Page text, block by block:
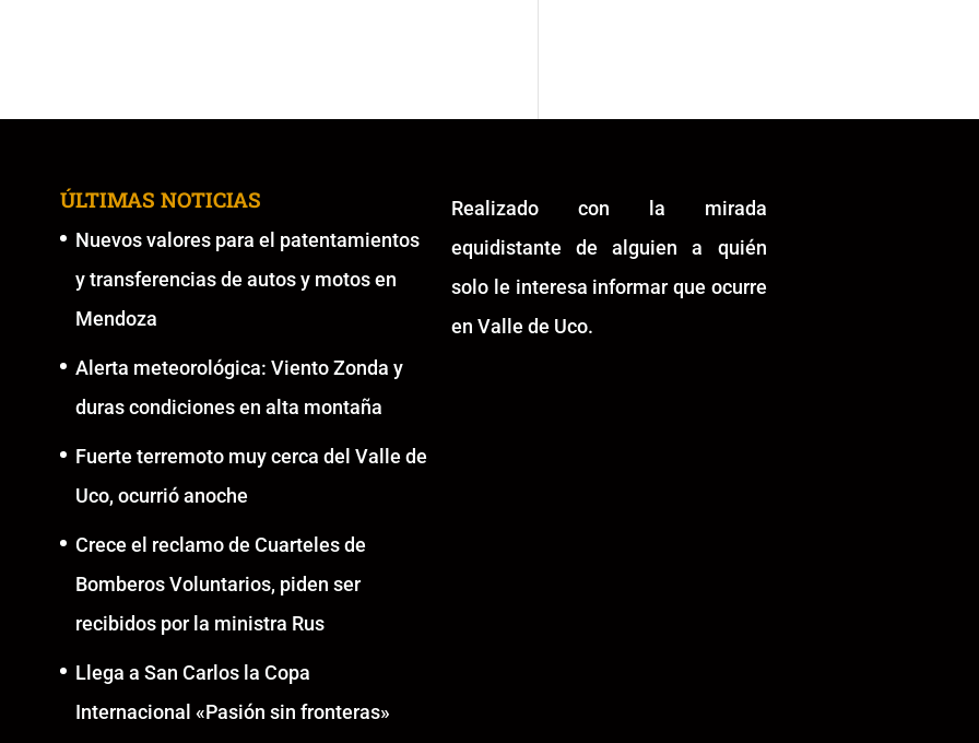
ÚLTIMAS NOTICIAS
Nuevos valores para el patentamientos
y transferencias de autos y motos en
Mendoza
Alerta meteorológica: Viento Zonda y
duras condiciones en alta montaña
Fuerte terremoto muy cerca del Valle de
Uco, ocurrió anoche
Crece el reclamo de Cuarteles de
Bomberos Voluntarios, piden ser
recibidos por la ministra Rus
Llega a San Carlos la Copa
Internacional «Pasión sin fronteras»
Realizado con la mirada
equidistante de alguien a quién
solo le interesa informar que ocurre
en Valle de Uco.